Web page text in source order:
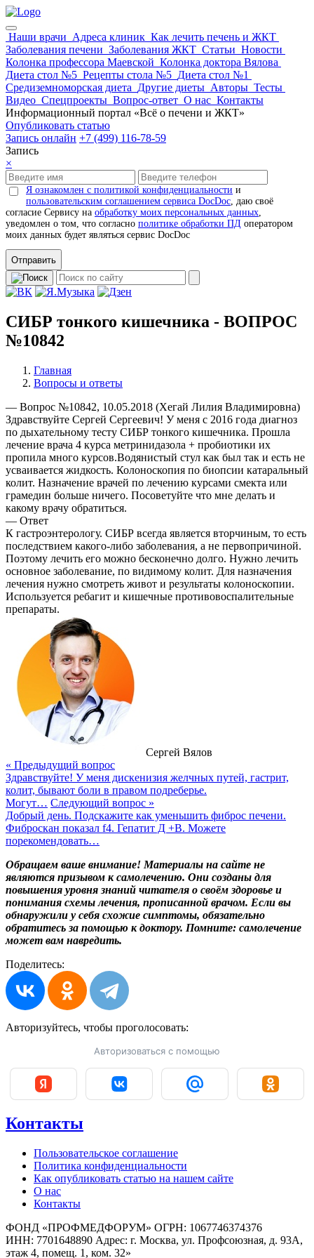
Наши врачи Адреса клиник Как лечить печень и ЖКТ
Заболевания печени Заболевания ЖКТ Статьи Новости
Колонка профессора Маевской Колонка доктора Вялова
Диета стол №5 Рецепты стола №5 Диета стол №1
Средиземноморская диета Другие диеты Авторы Тесты
Видео Спецпроекты Вопрос-ответ О нас Контакты
Информационный портал «Всё о печени и ЖКТ»
Опубликовать статью
Запись онлайн +7 (499) 116-78-59
Запись
×
Я ознакомлен с политикой конфиденциальности и
пользовательским соглашением сервиса DocDoc, даю своё
согласие Сервису на обработку моих персональных данных,
уведомлен о том, что согласно политике обработки ПД оператором
моих данных будет являться сервис DocDoc
Отправить
СИБР тонкого кишечника - ВОПРОС
№10842
Главная
Вопросы и ответы
— Вопрос №10842, 10.05.2018 (Хегай Лилия Владимировна)
Здравствуйте Сергей Сергеевич! У меня с 2016 года диагноз
по дыхательному тесту СИБР тонкого кишечника. Прошла
лечение врача 4 курса метринидазола + пробиотики их
пропила много курсов.Водянистый стул как был так и есть не
усваивается жидкость. Колоноскопия по биопсии катаральный
колит. Назначение врачей по лечению курсами смекта или
грамедин больше ничего. Посоветуйте что мне делать и
какому врачу обратиться.
— Ответ
К гастроэнтерологу. СИБР всегда является вторчиным, то есть
последствием какого-либо заболевания, а не первопричиной.
Поэтому лечить его можно бесконечно долго. Нужно лечить
основное заболевание, по видимому колит. Для назначения
лечения нужно смотреть живот и результаты колоноскопии.
Используется ребагит и кишечные противовоспалительные
препараты.
Сергей Вялов
« Предыдущий вопрос
Здравствуйте! У меня дискенизия желчных путей, гастрит,
колит, бывают боли в правом подреберье.
Могут… Следующий вопрос »
Добрый день. Подскажите как уменьшить фиброс печени.
Фиброскан показал f4. Гепатит Д +В. Можете
порекомендовать…
Обращаем ваше внимание! Материалы на сайте не
являются призывом к самолечению. Они созданы для
повышения уровня знаний читателя о своём здоровье и
понимания схемы лечения, прописанной врачом. Если вы
обнаружили у себя схожие симптомы, обязательно
обратитесь за помощью к доктору. Помните: самолечение
может вам навредить.
Поделитесь:
Авторизуйтесь, чтобы проголосовать:
Авторизоваться с помощью
Контакты
Пользовательское соглашение
Политика конфиденциальности
Как опубликовать статью на нашем сайте
О нас
Контакты
ФОНД «ПРОФМЕДФОРУМ» ОГРН: 1067746374376
ИНН: 7701648890 Адрес: г. Москва, ул. Профсоюзная, д. 93А,
этаж 4, помещ. 1, ком. 32»